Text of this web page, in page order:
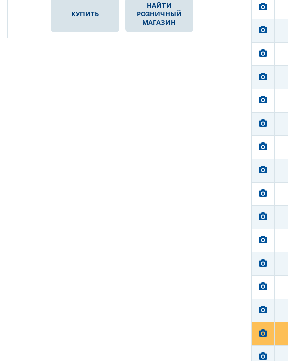
КУПИТЬ
НАЙТИ
РОЗНИЧНЫЙ
МАГАЗИН